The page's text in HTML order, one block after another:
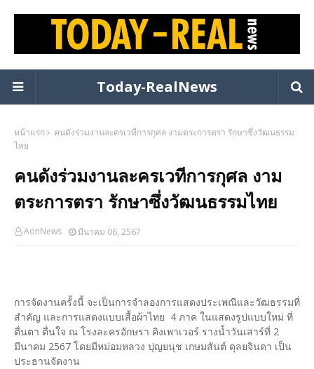
Today-RealNews
หน้าแรก
คนดังร่วมงานละครเวทีการกุศล งามตระการตรา รักษาซึ่งวัฒนธรรม
ไทย
คนดังร่วมงานละครเวทีการกุศล งาม
ตระการตรา รักษาซึ่งวัฒนธรรมไทย
AonNews มีนาคม 06, 2567
การจัดงานครั้งนี้ จะเป็นการจำลองการแสดงประเพณีและวัฒธรรมที่
สำคัญ และการแสดงแบบเสื้อผ้าไทย 4 ภาค ในแสดงรูปแบบใหม่ ที่
ตื่นตา ตื่นใจ ณ โรงละครอักษรา คิงเพาเวอร์ รางน้ำวันเสาร์ที่ 2
มีนาคม 2567 โดยมีหม่อมหลวง ปุญยนุช เกษมสันต์ ดุลยจินดา เป็น
ประธานจัดงาน